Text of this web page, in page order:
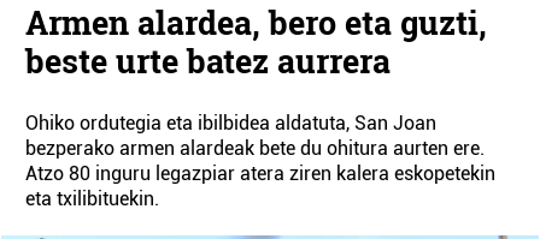
Armen alardea, bero eta guzti,
beste urte batez aurrera
Ohiko ordutegia eta ibilbidea aldatuta, San Joan
bezperako armen alardeak bete du ohitura aurten ere.
Atzo 80 inguru legazpiar atera ziren kalera eskopetekin
eta txilibituekin.